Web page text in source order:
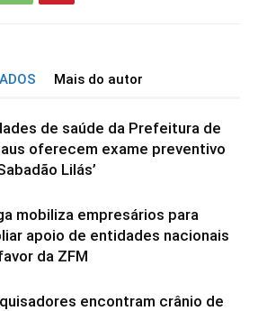
Mais do autor
de saúde da Prefeitura de
oferecem exame preventivo
Lilás’
mobiliza empresários para
apoio de entidades nacionais
da ZFM
encontram crânio de